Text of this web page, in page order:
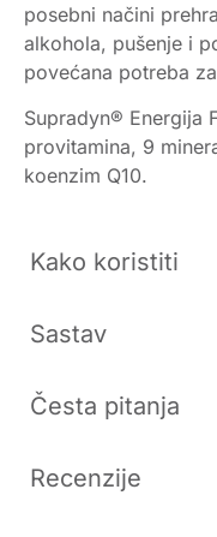
posebni načini
alkohola, pušenje i
povećana potreba
Supradyn® Energija
provitamina, 9
koenzim Q10.
Kako koristiti
Sastav
Česta pitanja
Recenzije